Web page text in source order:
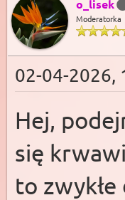
o_lisek
Moderatorka
02-04-2026,
Hej,
się
to